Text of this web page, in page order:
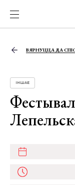
ВЯРНУЦЦА ДА
ІНШАЕ